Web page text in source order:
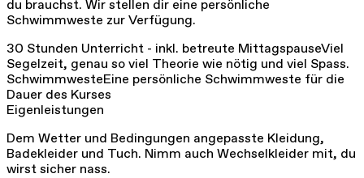
du brauchst. Wir stellen dir eine persönliche
Schwimmweste zur Verfügung.
30 Stunden Unterricht - inkl. betreute MittagspauseViel
Segelzeit, genau so viel Theorie wie nötig und viel Spass.
SchwimmwesteEine persönliche Schwimmweste für die
Dauer des Kurses
Eigenleistungen
Dem Wetter und Bedingungen angepasste Kleidung,
Badekleider und Tuch. Nimm auch Wechselkleider mit, du
wirst sicher nass.